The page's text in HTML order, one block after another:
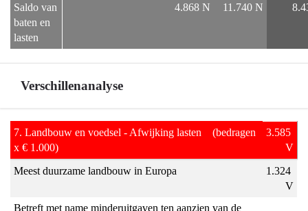
Saldo van
baten en
lasten
4.868 N 11.740 N
Verschillenanalyse
Terug
naar
navigatie
7. Landbouw en voedsel - Afwijking lasten    (bedragen
x € 1.000)
3.585
V
Meest duurzame landbouw in Europa
1.324
V
Betreft met name minderuitgaven ten aanzien van de